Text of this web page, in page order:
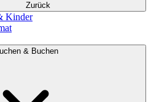
Zurück
Kinder
& Buchen